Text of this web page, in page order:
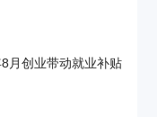
月创业带动就业补贴